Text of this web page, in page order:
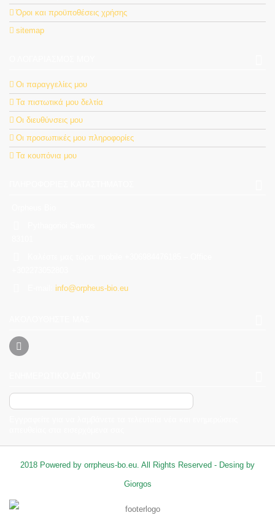
Όροι και προϋποθέσεις χρήσης
sitemap
Οι παραγγελίες μου
Τα πιστωτικά μου δελτία
Οι διευθύνσεις μου
Οι προσωπικές μου πληροφορίες
Τα κουπόνια μου
info@orpheus-bio.eu
2018 Powered by orrpheus-bo.eu. All Rights Reserved - Desing by
Giorgos